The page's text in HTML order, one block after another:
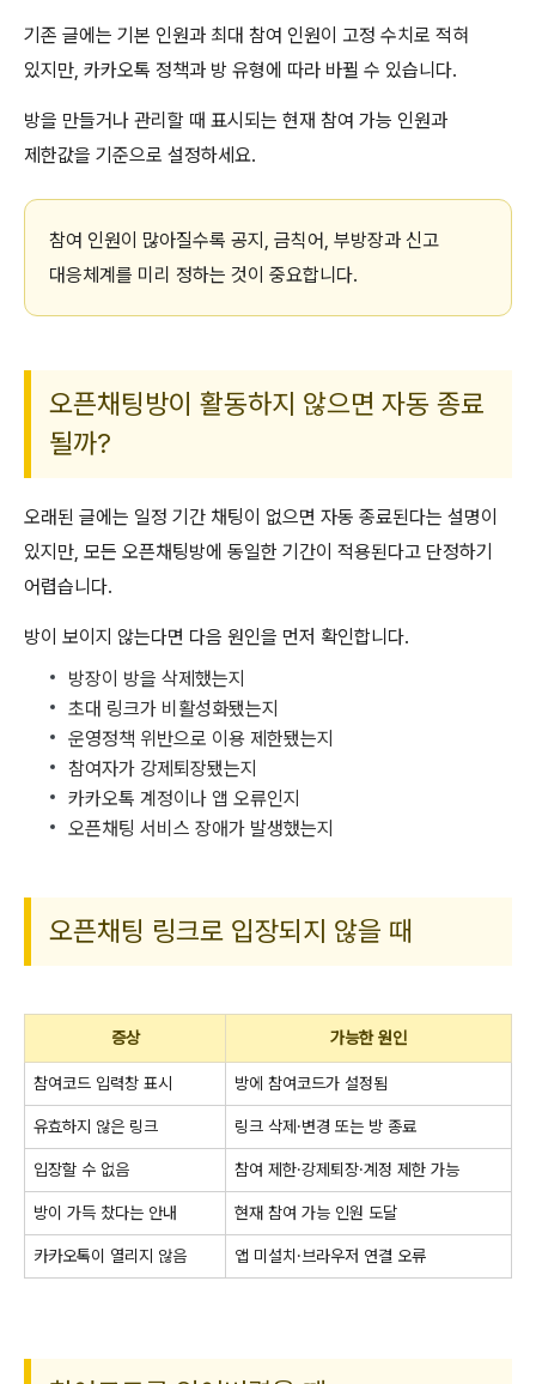
기존 글에는 기본 인원과 최대 참여 인원이 고정 수치로 적혀
있지만, 카카오톡 정책과 방 유형에 따라 바뀔 수 있습니다.
방을 만들거나 관리할 때 표시되는 현재 참여 가능 인원과
제한값을 기준으로 설정하세요.
참여 인원이 많아질수록 공지, 금칙어, 부방장과 신고
대응체계를 미리 정하는 것이 중요합니다.
오픈채팅방이 활동하지 않으면 자동 종료
될까?
오래된 글에는 일정 기간 채팅이 없으면 자동 종료된다는 설명이
있지만, 모든 오픈채팅방에 동일한 기간이 적용된다고 단정하기
어렵습니다.
방이 보이지 않는다면 다음 원인을 먼저 확인합니다.
방장이 방을 삭제했는지
초대 링크가 비활성화됐는지
운영정책 위반으로 이용 제한됐는지
참여자가 강제퇴장됐는지
카카오톡 계정이나 앱 오류인지
오픈채팅 서비스 장애가 발생했는지
오픈채팅 링크로 입장되지 않을 때
증상 가능한 원인
참여코드 입력창 표시 방에 참여코드가 설정됨
유효하지 않은 링크 링크 삭제·변경 또는 방 종료
입장할 수 없음 참여 제한·강제퇴장·계정 제한 가능
방이 가득 찼다는 안내 현재 참여 가능 인원 도달
카카오톡이 열리지 않음 앱 미설치·브라우저 연결 오류